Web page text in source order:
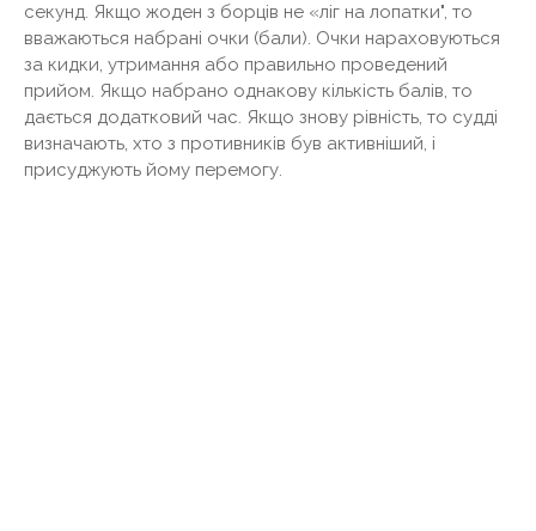
секунд. Якщо жоден з борців не «ліг на лопатки", то
вважаються набрані очки (бали). Очки нараховуються
за кидки, утримання або правильно проведений
прийом. Якщо набрано однакову кількість балів, то
дається додатковий час. Якщо знову рівність, то судді
визначають, хто з противників був активніший, і
присуджують йому перемогу.